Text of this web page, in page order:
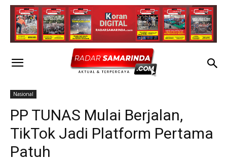
Nasional
PP TUNAS Mulai Berjalan,
TikTok Jadi Platform Pertama
Patuh